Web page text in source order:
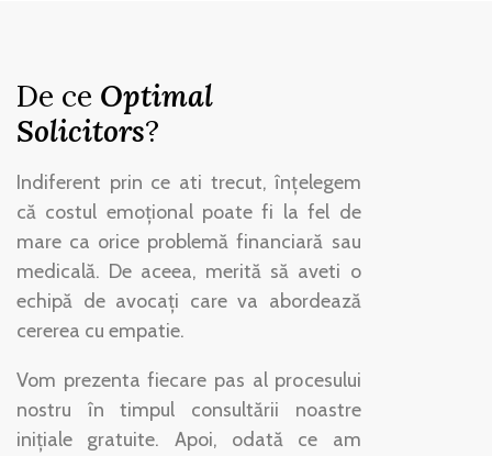
De ce Optimal
Solicitors?
Indiferent prin ce ati trecut, înțelegem
că costul emoțional poate fi la fel de
mare ca orice problemă financiară sau
medicală. De aceea, merită să aveti o
echipă de avocați care va abordează
cererea cu empatie.
Vom prezenta fiecare pas al procesului
nostru în timpul consultării noastre
inițiale gratuite. Apoi, odată ce am